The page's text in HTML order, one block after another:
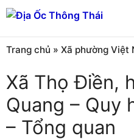
Chuyển
đến
nội
dung
Trang chủ » Xã phường Việt
Xã Thọ Điền,
Quang – Quy
– Tổng quan